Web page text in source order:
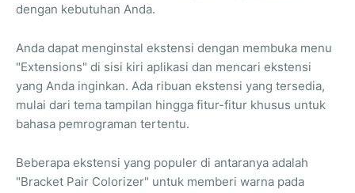
dengan kebutuhan Anda.
Anda dapat menginstal ekstensi dengan membuka menu
"Extensions" di sisi kiri aplikasi dan mencari ekstensi
yang Anda inginkan. Ada ribuan ekstensi yang tersedia,
mulai dari tema tampilan hingga fitur-fitur khusus untuk
bahasa pemrograman tertentu.
Beberapa ekstensi yang populer di antaranya adalah
"Bracket Pair Colorizer" untuk memberi warna pada